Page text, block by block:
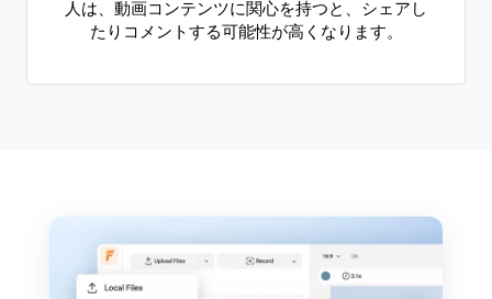
人は、動画コンテンツに関心を持つと、シェアし
たりコメントする可能性が高くなります。